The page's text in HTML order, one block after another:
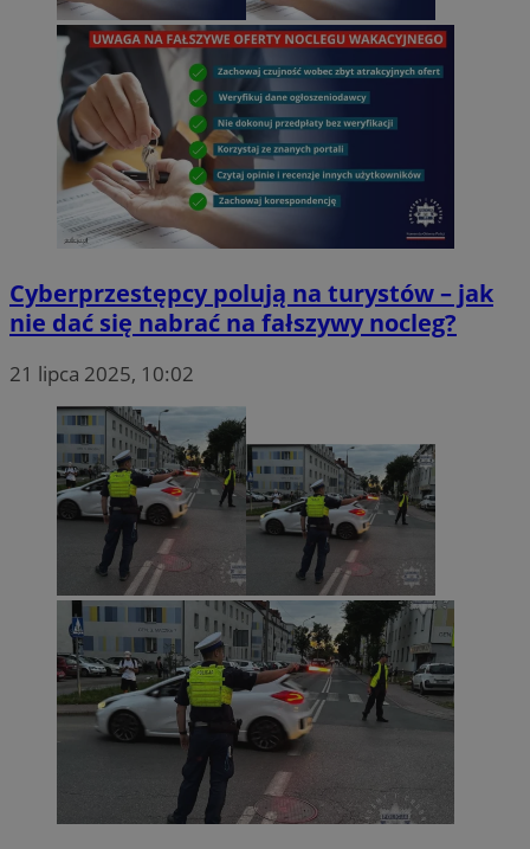
Cyberprzestępcy polują na turystów – jak
nie dać się nabrać na fałszywy nocleg?
21 lipca 2025, 10:02